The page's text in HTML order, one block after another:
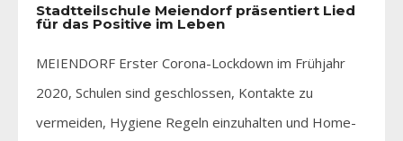
Stadtteilschule Meiendorf präsentiert Lied
für das Positive im Leben
MEIENDORF Erster Corona-Lockdown im Frühjahr
2020, Schulen sind geschlossen, Kontakte zu
vermeiden, Hygiene Regeln einzuhalten und Home-